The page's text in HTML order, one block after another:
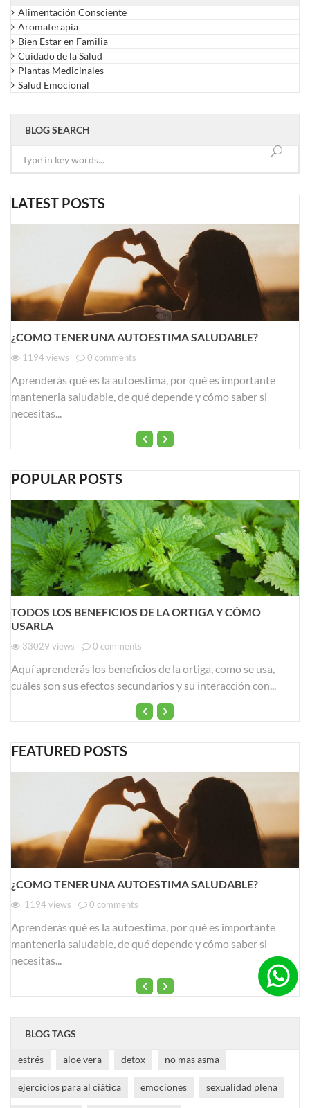
Alimentación Consciente
Aromaterapia
Bien Estar en Familia
Cuidado de la Salud
Plantas Medicinales
Salud Emocional
BLOG SEARCH
LATEST POSTS
¿COMO TENER UNA AUTOESTIMA SALUDABLE?
1194 views 0 comments
Aprenderás qué es la autoestima, por qué es importante
mantenerla saludable, de qué depende y cómo saber si
necesitas...
POPULAR POSTS
TODOS LOS BENEFICIOS DE LA ORTIGA Y CÓMO
USARLA
33029 views 0 comments
Aquí aprenderás los beneficios de la ortiga, como se usa,
cuáles son sus efectos secundarios y su interacción con...
FEATURED POSTS
¿COMO TENER UNA AUTOESTIMA SALUDABLE?
1194 views 0 comments
Aprenderás qué es la autoestima, por qué es importante
mantenerla saludable, de qué depende y cómo saber si
necesitas...
BLOG TAGS
estrés aloe vera detox no mas asma
ejercicios para al ciática emociones sexualidad plena